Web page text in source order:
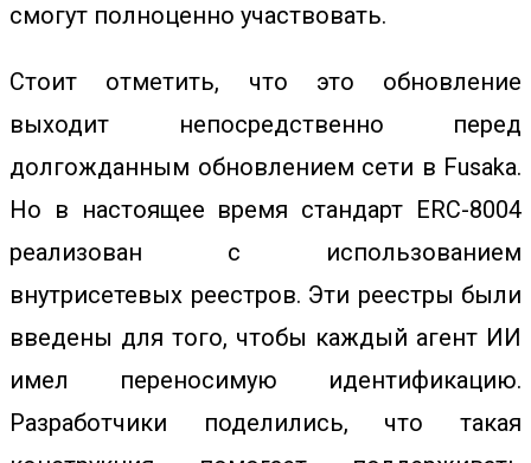
смогут полноценно участвовать.
Стоит отметить, что это обновление
выходит непосредственно перед
долгожданным обновлением сети в Fusaka.
Но в настоящее время стандарт ERC-8004
реализован с использованием
внутрисетевых реестров. Эти реестры были
введены для того, чтобы каждый агент ИИ
имел переносимую идентификацию.
Разработчики поделились, что такая